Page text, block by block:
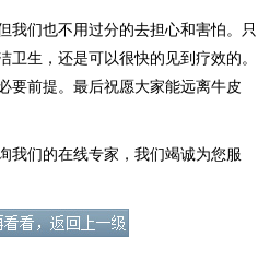
们也不用过分的去担心和害怕。只
生，还是可以很快的见到疗效的。
要前提。最后祝愿大家能远离牛皮
我们的在线专家，我们竭诚为您服